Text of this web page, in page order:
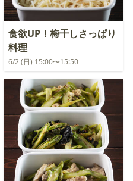
食欲UP！梅干しさっぱり
料理
6/2 (日) 15:00〜15:50